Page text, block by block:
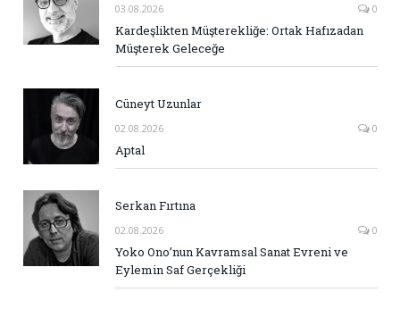
03.08.2026 0
Kardeşlikten Müşterekliğe: Ortak Hafızadan
Müşterek Geleceğe
Cüneyt Uzunlar
02.08.2026 0
Aptal
Serkan Fırtına
02.08.2026 0
Yoko Ono’nun Kavramsal Sanat Evreni ve
Eylemin Saf Gerçekliği